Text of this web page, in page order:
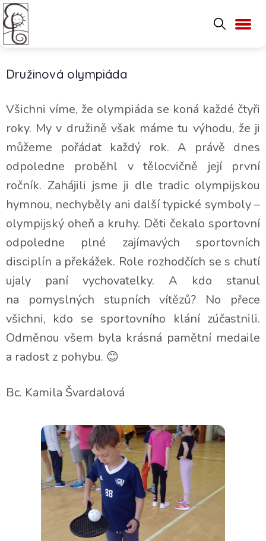
Družinová olympiáda
Všichni víme, že olympiáda se koná každé čtyři
roky. My v družině však máme tu výhodu, že ji
můžeme pořádat každý rok. A právě dnes
odpoledne proběhl v tělocvičně její první
ročník. Zahájili jsme ji dle tradic olympijskou
hymnou, nechyběly ani další typické symboly –
olympijský oheň a kruhy. Děti čekalo sportovní
odpoledne plné zajímavých sportovních
disciplín a překážek. Role rozhodčích se s chutí
ujaly paní vychovatelky. A kdo stanul
na pomyslných stupních vítězů? No přece
všichni, kdo se sportovního klání zúčastnili.
Odměnou všem byla krásná pamětní medaile
a radost z pohybu. 😊
Bc. Kamila Švardalová